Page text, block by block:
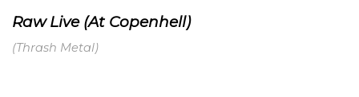
Raw Live (At Copenhell)
(Thrash Metal)